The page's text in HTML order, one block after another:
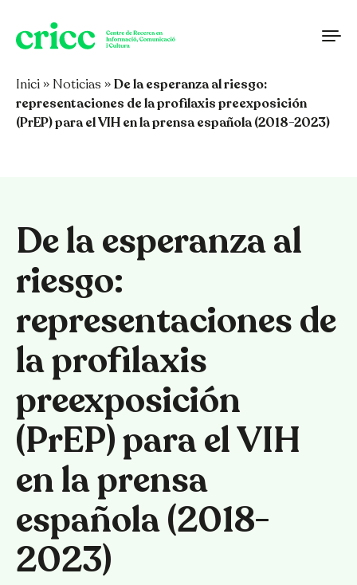
Saltar al contenido
Inici » Noticias »De la esperanza al riesgo:
representaciones de la profilaxis preexposición
(PrEP) para el VIH en la prensa española (2018-2023)
De la esperanza al
riesgo:
representaciones de
la profilaxis
preexposición
(PrEP) para el VIH
en la prensa
española (2018-
2023)
Català Español English